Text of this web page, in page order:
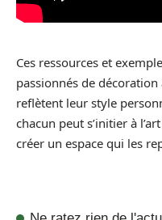
Ces ressources et
passionnés de
reflètent leur style
chacun peut s’initier à
créer un espace qui les